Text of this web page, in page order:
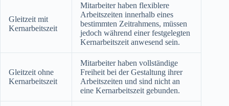
Gleitzeit mit
Kernarbeitszeit
Mitarbeiter haben flexiblere
Arbeitszeiten innerhalb eines
bestimmten Zeitrahmens, müssen
jedoch während einer festgelegten
Kernarbeitszeit anwesend sein.
Gleitzeit ohne
Kernarbeitszeit
Mitarbeiter haben vollständige
Freiheit bei der Gestaltung ihrer
Arbeitszeiten und sind nicht an
eine Kernarbeitszeit gebunden.